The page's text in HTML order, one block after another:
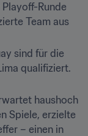
Runde
Team aus
sind für die
qualifiziert.
haushoch
Spiele, erzielte
– einen in